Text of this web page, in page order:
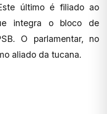
último é filiado ao
integra o bloco de
O parlamentar, no
aliado da tucana.